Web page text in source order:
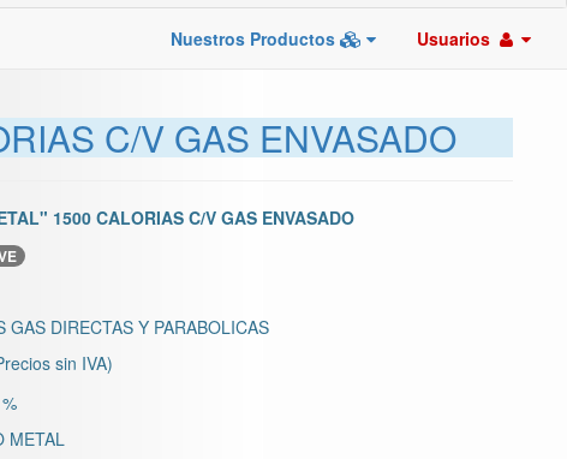
Nuestros Productos Usuarios
C/V GAS ENVASADO
1500 CALORIAS C/V GAS ENVASADO
GAS DIRECTAS Y PARABOLICAS
sin IVA)
METAL